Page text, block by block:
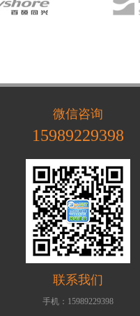
微信咨询
15989229398
联系我们
手机：15989229398